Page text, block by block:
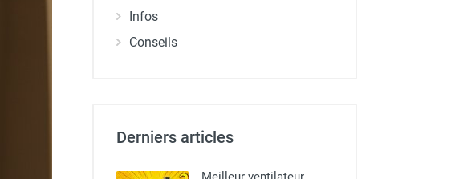
Infos
Conseils
Derniers articles